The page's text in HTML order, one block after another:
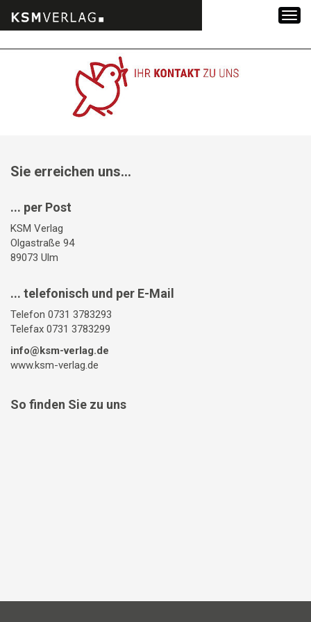
Sie erreichen uns...
... per Post
KSM Verlag
Olgastraße 94
89073 Ulm
... telefonisch und per E-Mail
Telefon 0731 3783293
Telefax 0731 3783299
info@ksm-verlag.de
www.ksm-verlag.de
So finden Sie zu uns